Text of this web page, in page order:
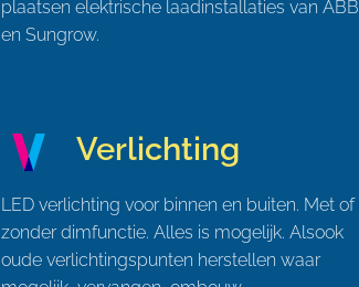
plaatsen elektrische laadinstallaties van ABB
en Sungrow.
Verlichting
LED verlichting voor binnen en buiten. Met of
zonder dimfunctie. Alles is mogelijk. Alsook
oude verlichtingspunten herstellen waar